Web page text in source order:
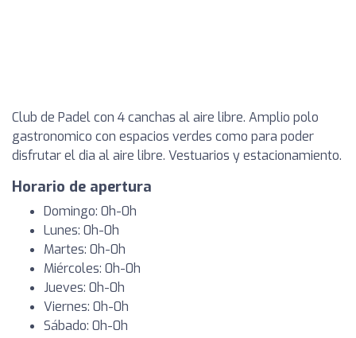
Club de Padel con 4 canchas al aire libre. Amplio polo
gastronomico con espacios verdes como para poder
disfrutar el dia al aire libre. Vestuarios y estacionamiento.
Horario de apertura
Domingo: 0h-0h
Lunes: 0h-0h
Martes: 0h-0h
Miércoles: 0h-0h
Jueves: 0h-0h
Viernes: 0h-0h
Sábado: 0h-0h